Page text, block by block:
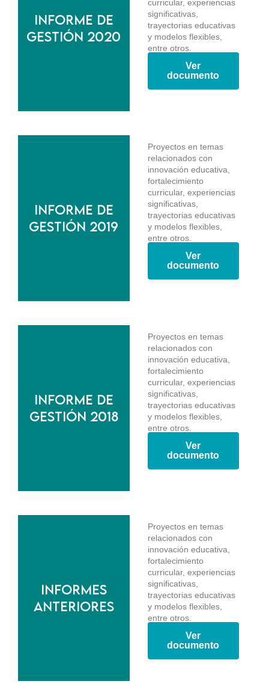
Informe de
gestión 2020
curricular, experiencias
significativas,
trayectorias educativas
y modelos flexibles,
entre otros.
Ver
documento
Informe de
gestión 2019
Proyectos en temas
relacionados con
innovación educativa,
fortalecimiento
curricular, experiencias
significativas,
trayectorias educativas
y modelos flexibles,
entre otros.
Ver
documento
Informe de
gestión 2018
Proyectos en temas
relacionados con
innovación educativa,
fortalecimiento
curricular, experiencias
significativas,
trayectorias educativas
y modelos flexibles,
entre otros.
Ver
documento
Informes
anteriores
Proyectos en temas
relacionados con
innovación educativa,
fortalecimiento
curricular, experiencias
significativas,
trayectorias educativas
y modelos flexibles,
entre otros.
Ver
documento